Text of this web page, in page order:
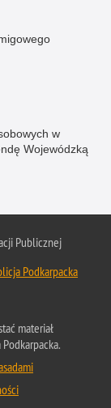
w
Wojewódzką
Publicznej
Podkarpacka
materiał